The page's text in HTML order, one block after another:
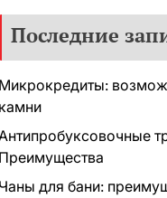
Последние
Микрокредиты:
камни
Преимущества
Чаны для бани: